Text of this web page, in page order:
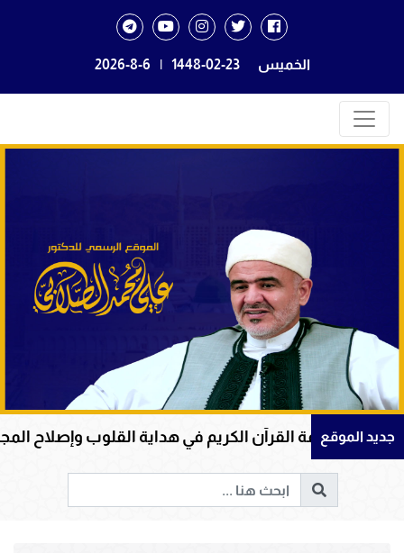
الخميس 1448-02-23
|
2026-8-6
جديد الموقع
عظمة القرآن الكريم في هداية القلوب وإصلاح المجتمعات